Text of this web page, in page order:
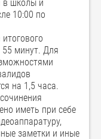
в школы и
10:00 по
минут. Для
на 1,5 часа.
иметь при себе
заметки и иные